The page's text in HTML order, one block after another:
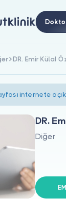
DR. Emir Külal
internete
DR.
Diğer